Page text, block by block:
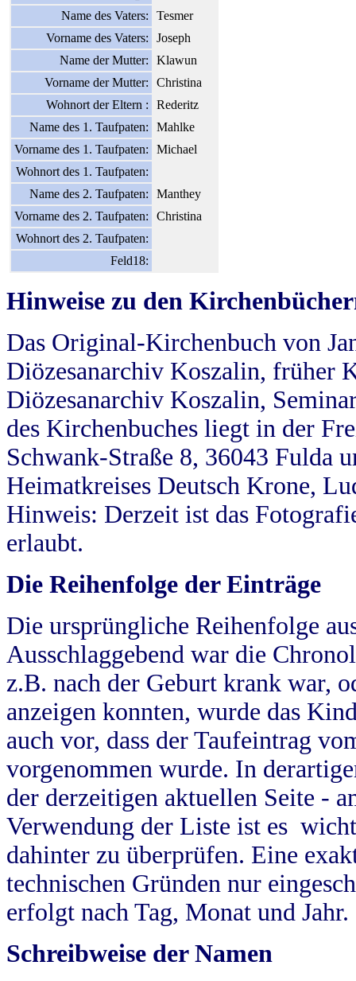
Name des Vaters:
Tesmer
Vorname des Vaters:
Joseph
Name der Mutter:
Klawun
Vorname der Mutter:
Christina
Wohnort der Eltern :
Rederitz
Name des 1. Taufpaten:
Mahlke
Vorname des 1. Taufpaten:
Michael
Wohnort des 1. Taufpaten:
Name des 2. Taufpaten:
Manthey
Vorname des 2. Taufpaten:
Christina
Wohnort des 2. Taufpaten:
Feld18:
Hinweise zu den
Das Original-Kirchenbuch von
Diözesanarchiv Koszalin, früher
Diözesanarchiv Koszalin,
des Kirchenbuches liegt in der
Schwank-Straße 8, 36043 Fulda
Heimatkreises Deutsch Krone,
Hinweis: Derzeit ist das
erlaubt.
Die Reihenfolge der Einträge
Die ursprüngliche Reihenfolge
Ausschlaggebend war die
z.B. nach der Geburt krank war,
anzeigen konnten, wurde das
auch vor, dass der Taufeintrag
vorgenommen wurde. In
der derzeitigen aktuellen Seite -
Verwendung der Liste ist es
dahinter zu überprüfen. Eine
technischen Gründen nur
erfolgt nach Tag, Monat und Jahr.
Schreibweise der Namen